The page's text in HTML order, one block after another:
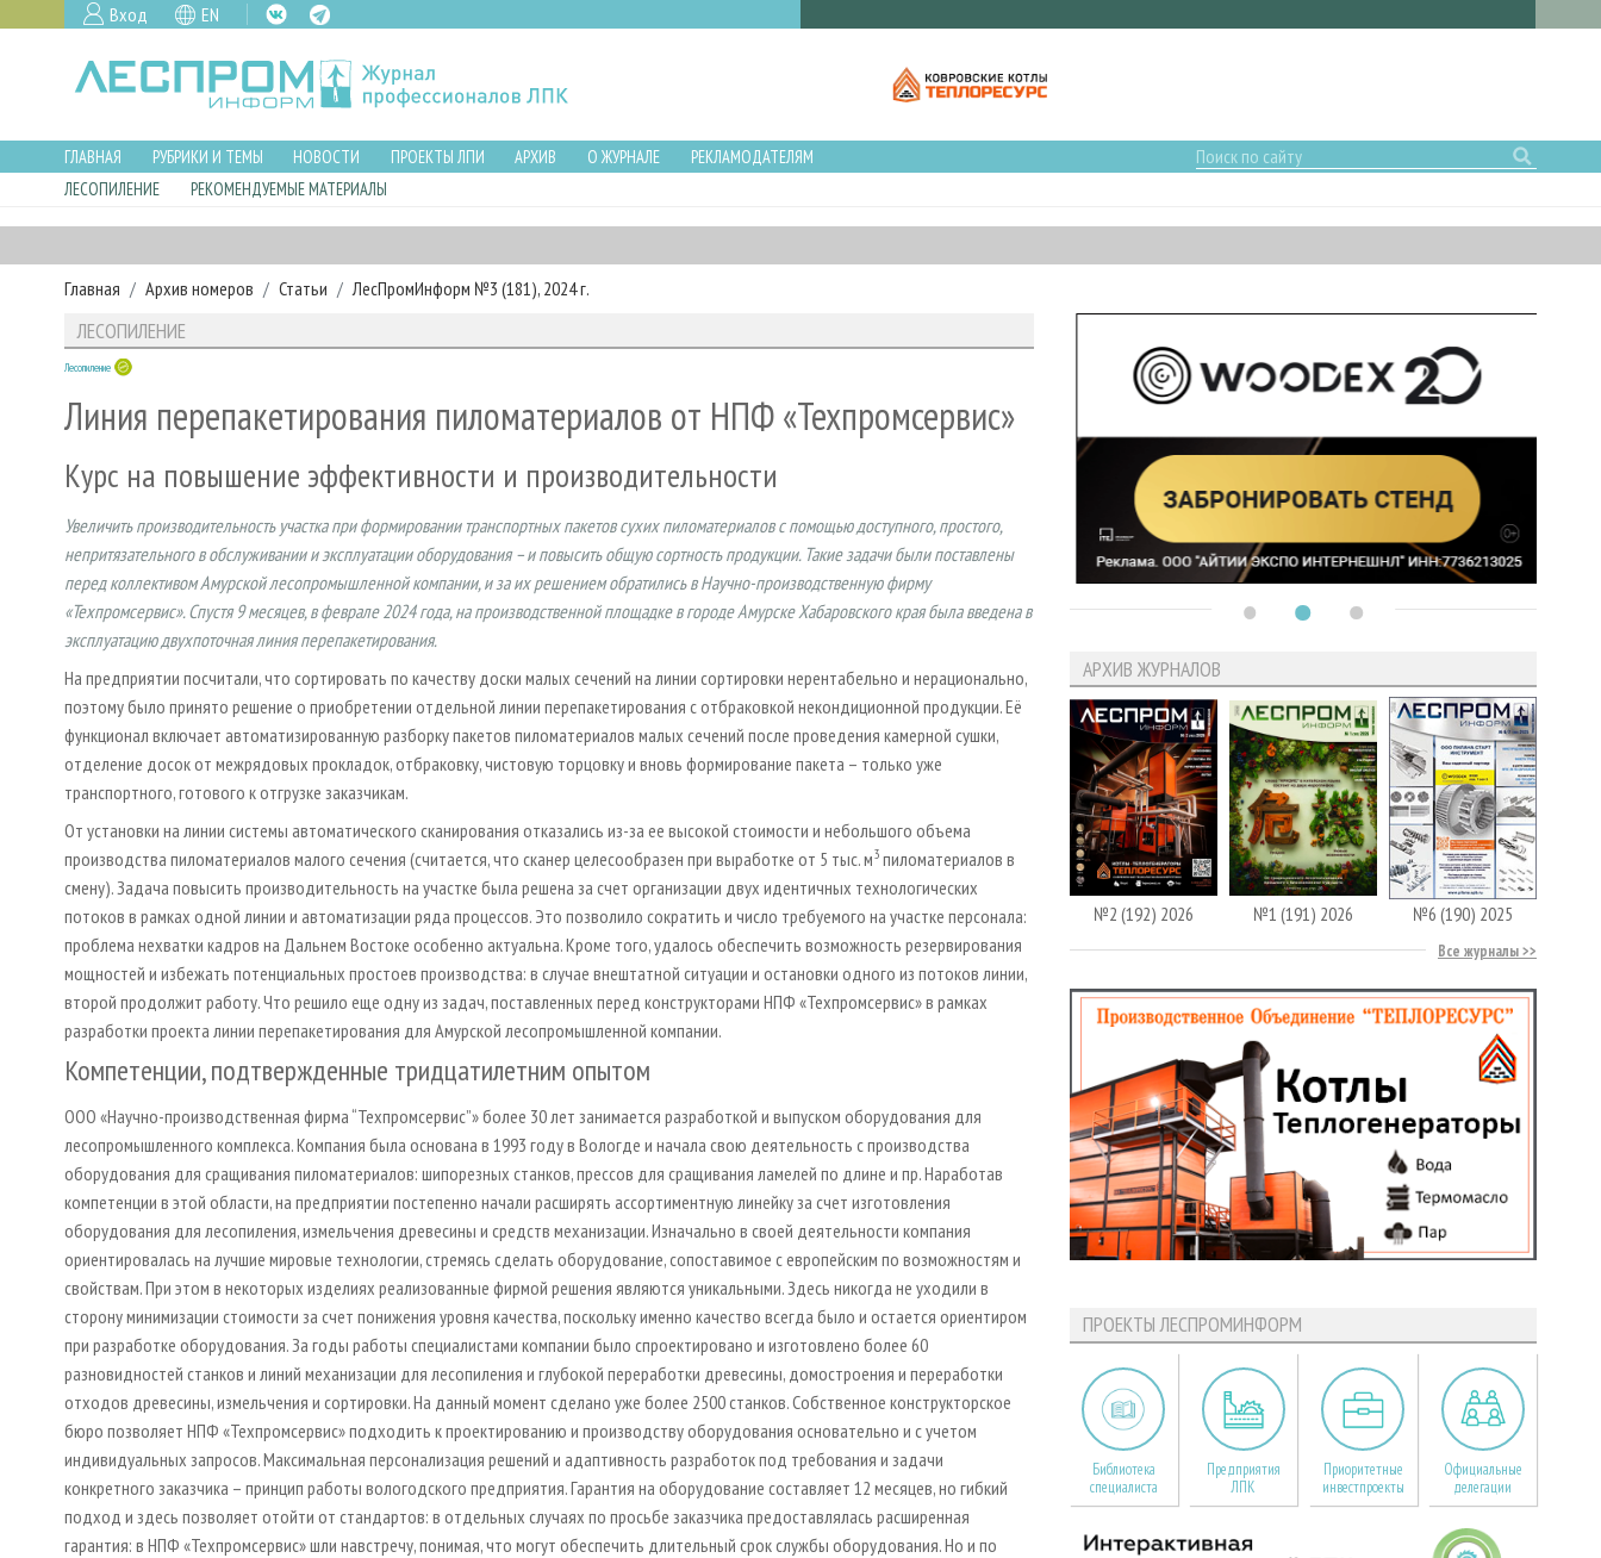
Вход EN
ГЛАВНАЯ РУБРИКИ И ТЕМЫ НОВОСТИ ПРОЕКТЫ ЛПИ АРХИВ О ЖУРНАЛЕ
РЕКЛАМОДАТЕЛЯМ
ЛЕСОПИЛЕНИЕ
РЕКОМЕНДУЕМЫЕ МАТЕРИАЛЫ
Главная Архив номеров Статьи ЛесПромИнформ №3 (181), 2024 г.
ЛЕСОПИЛЕНИЕ
Лесопиление
Линия перепакетирования пиломатериалов от НПФ «Техпромсервис»
Курс на повышение эффективности и производительности
Увеличить производительность участка при формировании транспортных пакетов сухих пиломатериалов с помощью доступного, простого,
непритязательного в обслуживании и эксплуатации оборудования – и повысить общую сортность продукции. Такие задачи были поставлены
перед коллективом Амурской лесопромышленной компании, и за их решением обратились в Научно-производственную фирму
«Техпромсервис». Спустя 9 месяцев, в феврале 2024 года, на производственной площадке в городе Амурске Хабаровского края была введена в
эксплуатацию двухпоточная линия перепакетирования.
На предприятии посчитали, что сортировать по качеству доски малых сечений на линии сортировки нерентабельно и нерационально,
поэтому было принято решение о приобретении отдельной линии перепакетирования с отбраковкой некондиционной продукции. Её
функционал включает автоматизированную разборку пакетов пиломатериалов малых сечений после проведения камерной сушки,
отделение досок от межрядовых прокладок, отбраковку, чистовую торцовку и вновь формирование пакета – только уже
транспортного, готового к отгрузке заказчикам.
От установки на линии системы автоматического сканирования отказались из-за ее высокой стоимости и небольшого объема
производства пиломатериалов малого сечения (считается, что сканер целесообразен при выработке от 5 тыс. м3 пиломатериалов в
смену). Задача повысить производительность на участке была решена за счет организации двух идентичных технологических
потоков в рамках одной линии и автоматизации ряда процессов. Это позволило сократить и число требуемого на участке персонала:
проблема нехватки кадров на Дальнем Востоке особенно актуальна. Кроме того, удалось обеспечить возможность резервирования
мощностей и избежать потенциальных простоев производства: в случае внештатной ситуации и остановки одного из потоков линии,
второй продолжит работу. Что решило еще одну из задач, поставленных перед конструкторами НПФ «Техпромсервис» в рамках
разработки проекта линии перепакетирования для Амурской лесопромышленной компании.
Компетенции, подтвержденные тридцатилетним опытом
ООО «Научно-производственная фирма “Техпромсервис”» более 30 лет занимается разработкой и выпуском оборудования для
лесопромышленного комплекса. Компания была основана в 1993 году в Вологде и начала свою деятельность с производства
оборудования для сращивания пиломатериалов: шипорезных станков, прессов для сращивания ламелей по длине и пр. Наработав
компетенции в этой области, на предприятии постепенно начали расширять ассортиментную линейку за счет изготовления
оборудования для лесопиления, измельчения древесины и средств механизации. Изначально в своей деятельности компания
ориентировалась на лучшие мировые технологии, стремясь сделать оборудование, сопоставимое с европейским по возможностям и
свойствам. При этом в некоторых изделиях реализованные фирмой решения являются уникальными. Здесь никогда не уходили в
сторону минимизации стоимости за счет понижения уровня качества, поскольку именно качество всегда было и остается ориентиром
при разработке оборудования. За годы работы специалистами компании было спроектировано и изготовлено более 60
разновидностей станков и линий механизации для лесопиления и глубокой переработки древесины, домостроения и переработки
отходов древесины, измельчения и сортировки. На данный момент сделано уже более 2500 станков. Собственное конструкторское
бюро позволяет НПФ «Техпромсервис» подходить к проектированию и производству оборудования основательно и с учетом
индивидуальных запросов. Максимальная персонализация решений и адаптивность разработок под требования и задачи
конкретного заказчика – принцип работы вологодского предприятия. Гарантия на оборудование составляет 12 месяцев, но гибкий
подход и здесь позволяет отойти от стандартов: в отдельных случаях по просьбе заказчика предоставлялась расширенная
гарантия: в НПФ «Техпромсервис» шли навстречу, понимая, что могут обеспечить длительный срок службы оборудования. Но и по
АРХИВ ЖУРНАЛОВ
№2 (192) 2026 №1 (191) 2026 №6 (190) 2025
Все журналы
ПРОЕКТЫ ЛЕСПРОМИНФОРМ
Библиотека
специалиста
Предприятия
ЛПК
Приоритетные
инвестпроекты
Официальные
делегации